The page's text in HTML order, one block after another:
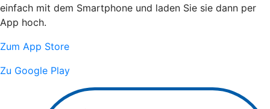
einfach mit dem Smartphone und laden Sie sie dann per
App hoch.
Zum App Store
Zu Google Play